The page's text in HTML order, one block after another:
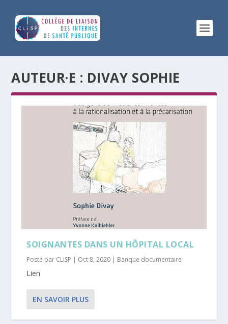
AUTEUR·E : DIVAY SOPHIE
SOIGNANTES DANS UN HÔPITAL LOCAL
Posté par CLISP | Oct 8, 2020 | Banque documentaire
Lien
EN SAVOIR PLUS